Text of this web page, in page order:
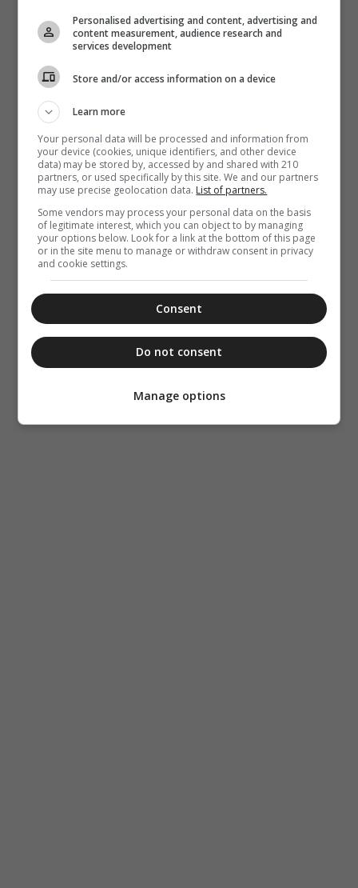
προς την
Υπεραγία
Μονοφατσίου
Personalised advertising and content, advertising and
content measurement, audience research and
services development
Store and/or access information on a device
Learn more
Your personal data will be processed and information from
your device (cookies, unique identifiers, and other device
data) may be stored by, accessed by and shared with 210
partners, or used specifically by this site. We and our partners
may use precise geolocation data. List of partners.
Some vendors may process your personal data on the basis
of legitimate interest, which you can object to by managing
your options below. Look for a link at the bottom of this page
or in the site menu to manage or withdraw consent in privacy
and cookie settings.
Consent
Do not consent
Manage options